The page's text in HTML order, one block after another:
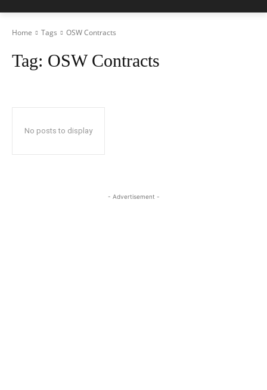
Home Tags OSW Contracts
Tag: OSW Contracts
No posts to display
- Advertisement -